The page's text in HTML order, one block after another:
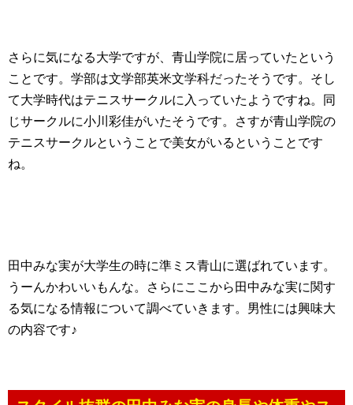
さらに気になる大学ですが、青山学院に居っていたという
ことです。学部は文学部英米文学科だったそうです。そし
て大学時代はテニスサークルに入っていたようですね。同
じサークルに小川彩佳がいたそうです。さすが青山学院の
テニスサークルということで美女がいるということです
ね。
田中みな実が大学生の時に準ミス青山に選ばれています。
うーんかわいいもんな。さらにここから田中みな実に関す
る気になる情報について調べていきます。男性には興味大
の内容です♪